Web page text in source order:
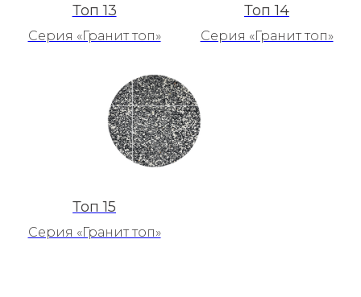
Топ 13
Серия «Гранит топ»
Топ 14
Серия «Гранит топ»
Топ 15
Серия «Гранит топ»